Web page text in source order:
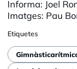
Informa: Joel
Imatges: Pau
Etiquetes